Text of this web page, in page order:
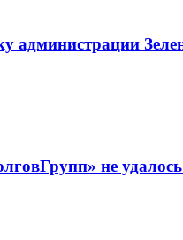
администрации
не